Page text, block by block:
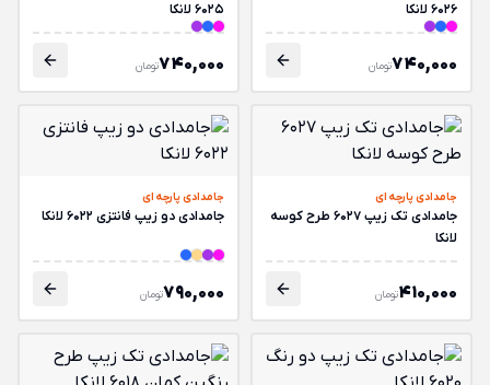
6026 لانکا
740,000تومان
6025 لانکا
740,000تومان
جامدادی پارچه ای
جامدادی تک زیپ 6027 طرح کوسه
لانکا
410,000تومان
جامدادی پارچه ای
جامدادی دو زیپ فانتزی 6022 لانکا
790,000تومان